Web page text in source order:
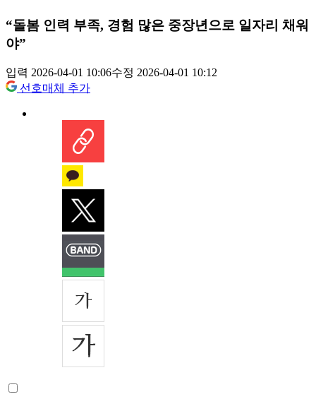
“돌봄 인력 부족, 경험 많은 중장년으로 일자리 채워
야”
입력 2026-04-01 10:06수정 2026-04-01 10:12
선호매체 추가